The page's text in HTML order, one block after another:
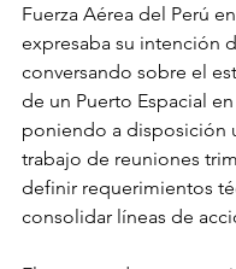
Fuerza Aérea del Perú
expresaba su intención
conversando sobre el
de un Puerto Espacial en
poniendo a disposición
trabajo de reuniones
definir requerimientos
consolidar líneas de